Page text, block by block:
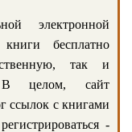
электронной
бесплатно
так и
В целом, сайт
ссылок с книгами
-